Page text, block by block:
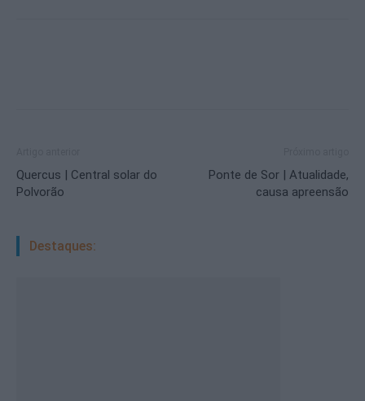
Quercus | Central solar do
Polvorão
Ponte de Sor | Atualidade,
causa apreensão
Destaques: